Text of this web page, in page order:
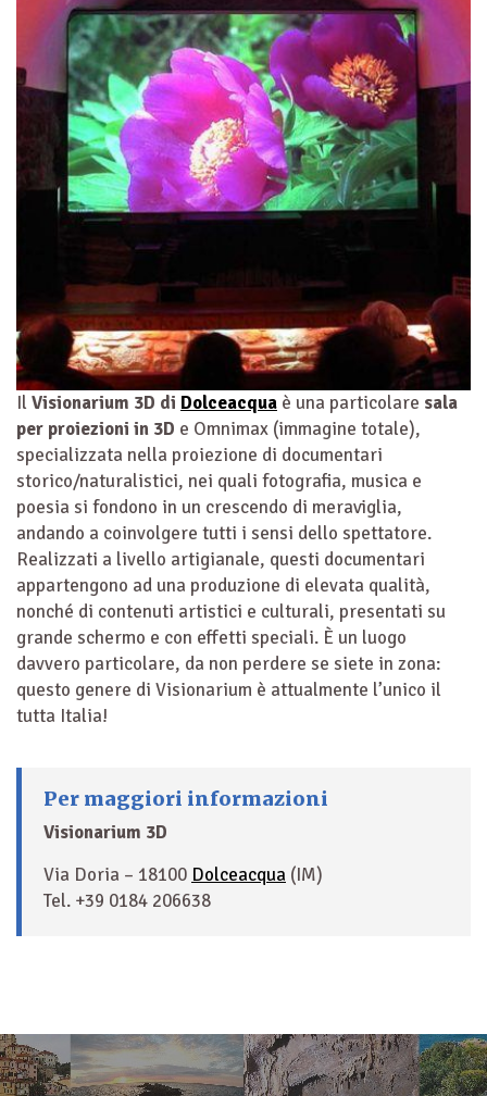
Il Visionarium 3D di Dolceacqua è una particolare sala
per proiezioni in 3D e Omnimax (immagine totale),
specializzata nella proiezione di documentari
storico/naturalistici, nei quali fotografia, musica e
poesia si fondono in un crescendo di meraviglia,
andando a coinvolgere tutti i sensi dello spettatore.
Realizzati a livello artigianale, questi documentari
appartengono ad una produzione di elevata qualità,
nonché di contenuti artistici e culturali, presentati su
grande schermo e con effetti speciali. È un luogo
davvero particolare, da non perdere se siete in zona:
questo genere di Visionarium è attualmente l’unico il
tutta Italia!
Per maggiori informazioni
Visionarium 3D
Via Doria – 18100 Dolceacqua (IM)
Tel. +39 0184 206638